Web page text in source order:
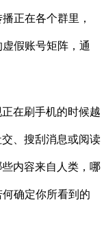
正在各个群里，
假账号矩阵，通
在刷手机的时候越
、搜刮消息或阅读
内容来自人类，哪
确定你所看到的